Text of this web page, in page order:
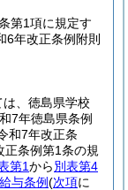
第1項に規定す
6年改正条例附則
、徳島県学校
7年徳島県条例
和7年改正条
正条例第1条の規
第1から別表第4
給与条例(次項に